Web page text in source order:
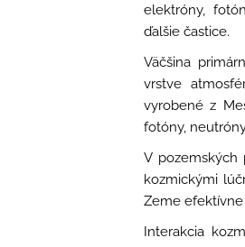
elektróny,
ďalšie častice.
Väčšina
vrstve
vyrobené z
fotóny,
V pozemských
kozmickými
Zeme
Interakcia